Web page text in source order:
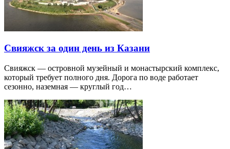
Свияжск за один день из Казани
Свияжск — островной музейный и монастырский комплекс,
который требует полного дня. Дорога по воде работает
сезонно, наземная — круглый год…